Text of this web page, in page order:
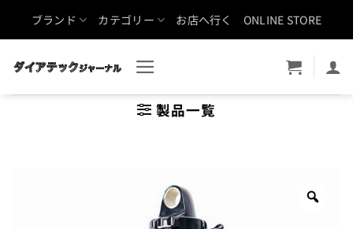
ブランド カテゴリー お店へ行く ONLINE STORE
製品一覧